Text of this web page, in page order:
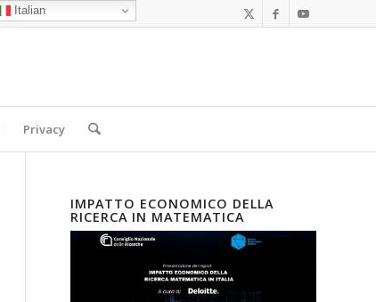
Privacy
IMPATTO ECONOMICO DELLA
RICERCA IN MATEMATICA
Italian